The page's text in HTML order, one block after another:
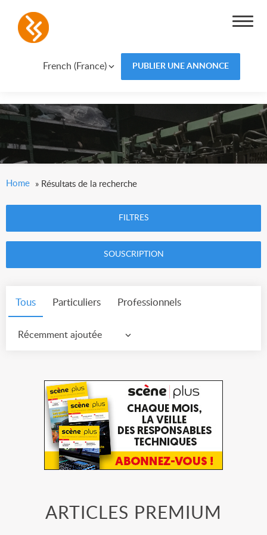
French (France) PUBLIER UNE ANNONCE
Home » Résultats de la recherche
FILTRES
SOUSCRIPTION
Tous Particuliers Professionnels
Récemment ajoutée
ARTICLES PREMIUM